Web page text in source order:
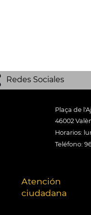
Redes Sociales
Plaça de
46002
Horarios:
Teléfono:
Atención
ciudadana